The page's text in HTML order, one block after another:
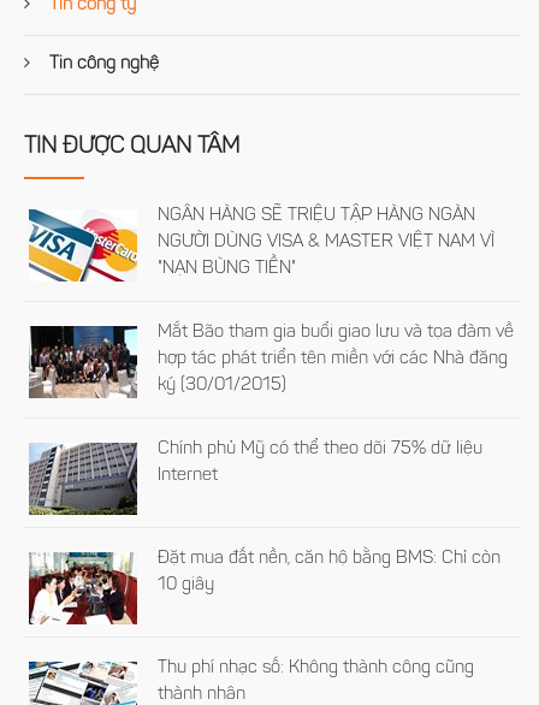
Tin công ty
Tin công nghệ
TIN ĐƯỢC QUAN TÂM
NGÂN HÀNG SẼ TRIỆU TẬP HÀNG NGÀN
NGƯỜI DÙNG VISA & MASTER VIỆT NAM VÌ
"NẠN BÙNG TIỀN"
Mắt Bão tham gia buổi giao lưu và tọa đàm về
hợp tác phát triển tên miền với các Nhà đăng
ký (30/01/2015)
Chính phủ Mỹ có thể theo dõi 75% dữ liệu
Internet
Đặt mua đất nền, căn hộ bằng BMS: Chỉ còn
10 giây
Thu phí nhạc số: Không thành công cũng
thành nhân